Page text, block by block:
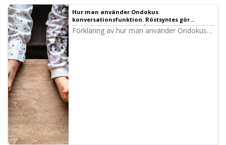
Hur man använder Ondokus
konversationsfunktion. Röstsyntes gör
lyssningsmaterial och långa texter smidigare!
Förklaring av hur man använder Ondokus